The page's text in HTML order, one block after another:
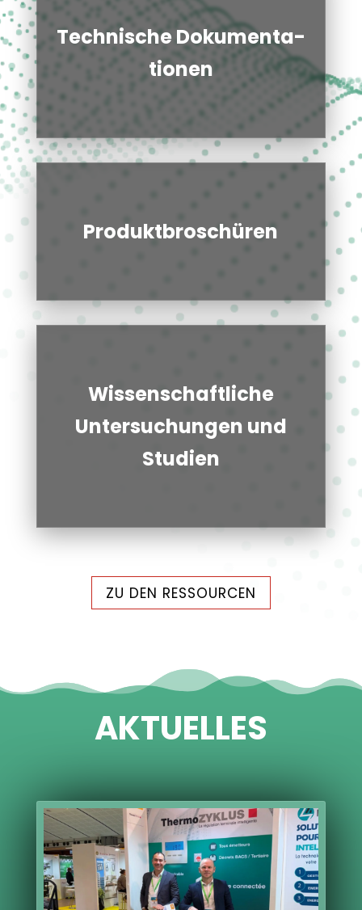
Tech­ni­sche Doku­men­ta­
tio­nen
Pro­dukt­bro­schü­ren
Wis­sen­schaft­li­che
Unter­su­chun­gen und
Stu­dien
ZU DEN RES­SOUR­CEN
AKTU­EL­LES